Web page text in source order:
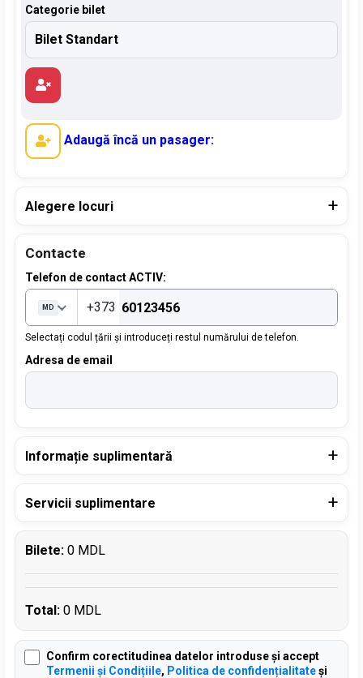
Categorie bilet
Adaugă încă un pasager:
Alegere locuri
Contacte
Telefon de contact ACTIV:
MD +373
Selectați codul țării și introduceți restul numărului de telefon.
Adresa de email
Informație suplimentară
Servicii suplimentare
Bilete: 0 MDL
Total: 0 MDL
Confirm corectitudinea datelor introduse și accept
Termenii și Condițiile, Politica de confidențialitateși